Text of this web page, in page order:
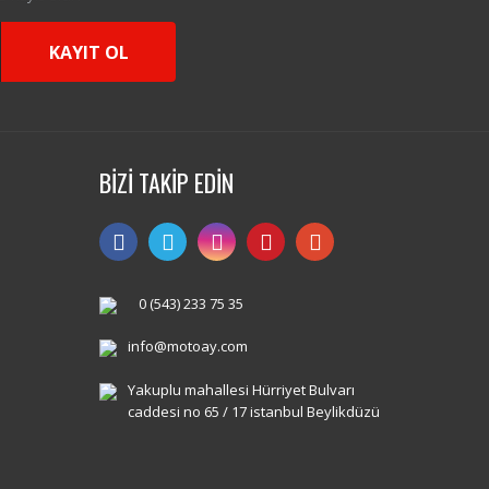
KAYIT OL
BİZİ TAKİP EDİN
0 (543) 233 75 35
info@motoay.com
Yakuplu mahallesi Hürriyet Bulvarı
caddesi no 65 / 17 istanbul Beylikdüzü